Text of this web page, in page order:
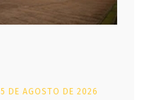
5 DE AGOSTO DE 2026